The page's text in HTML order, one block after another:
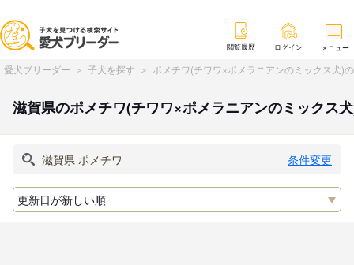
閲覧履歴 ログイン メニュー
愛犬ブリーダー 子犬を探す ポメチワ(チワワ×ポメラニアンのミックス犬)
滋賀県のポメチワ(チワワ×ポメラニアンのミックス
条件変更